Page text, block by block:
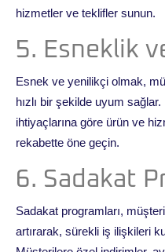
hizmetler ve teklifler sunun.
5. Esneklik
Esnek ve yenilikçi olmak,
hızlı bir şekilde uyum
ihtiyaçlarına göre ürün ve
rekabette öne geçin.
6. Sadakat
Sadakat programları,
artırarak, sürekli iş ilişkileri